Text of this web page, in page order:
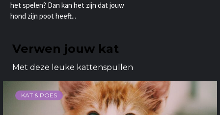
het spelen? Dan kan het zijn dat jouw
hond zijn poot heeft...
Verwen jouw kat
Met deze leuke kattenspullen
KAT & POES